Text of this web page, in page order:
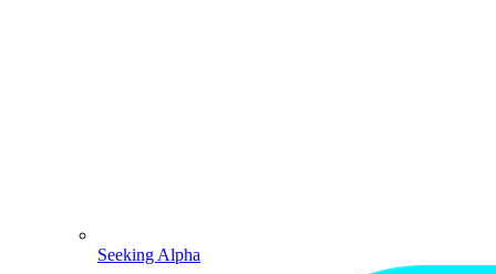
Seeking Alpha